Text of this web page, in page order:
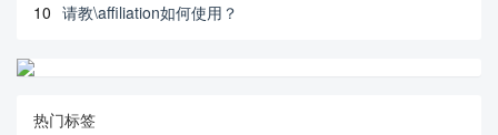
10 请教\affiliation如何使用？
热门标签